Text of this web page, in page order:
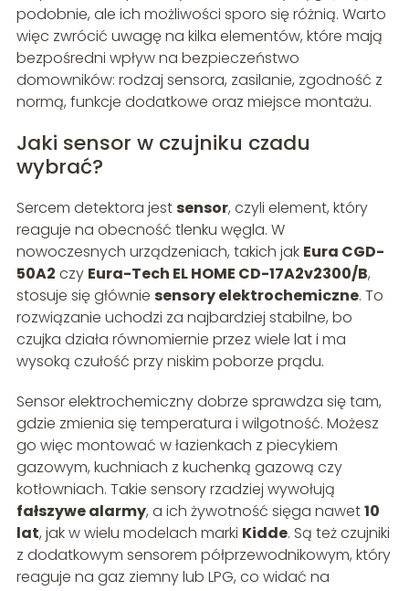
podobnie, ale ich możliwości sporo się różnią. Warto
więc zwrócić uwagę na kilka elementów, które mają
bezpośredni wpływ na bezpieczeństwo
domowników: rodzaj sensora, zasilanie, zgodność z
normą, funkcje dodatkowe oraz miejsce montażu.
Jaki sensor w czujniku czadu
wybrać?
Sercem detektora jestsensor, czyli element, który
reaguje na obecność tlenku węgla. W
nowoczesnych urządzeniach, takich jak Eura CGD-
50A2 czy Eura-Tech EL HOME CD-17A2v2300/B,
stosuje się głównie sensory elektrochemiczne. To
rozwiązanie uchodzi za najbardziej stabilne, bo
czujka działa równomiernie przez wiele lat i ma
wysoką czułość przy niskim poborze prądu.
Sensor elektrochemiczny dobrze sprawdza się tam,
gdzie zmienia się temperatura i wilgotność. Możesz
go więc montować w łazienkach z piecykiem
gazowym, kuchniach z kuchenką gazową czy
kotłowniach. Takie sensory rzadziej wywołują
fałszywe alarmy, a ich żywotność sięga nawet10
lat, jak w wielu modelach marki Kidde. Są też czujniki
z dodatkowym sensorem półprzewodnikowym, który
reaguje na gaz ziemny lub LPG, co widać na